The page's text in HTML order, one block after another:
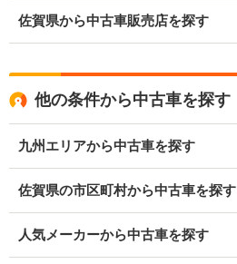
佐賀県から中古車販売店を探す
他の条件から中古車を探す
九州エリアから中古車を探す
佐賀県の市区町村から中古車を探す
人気メーカーから中古車を探す